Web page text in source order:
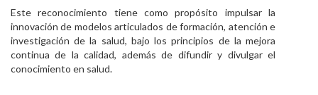
Este reconocimiento tiene como propósito impulsar la
innovación de modelos articulados de formación, atención e
investigación de la salud, bajo los principios de la mejora
continua de la calidad, además de difundir y divulgar el
conocimiento en salud.